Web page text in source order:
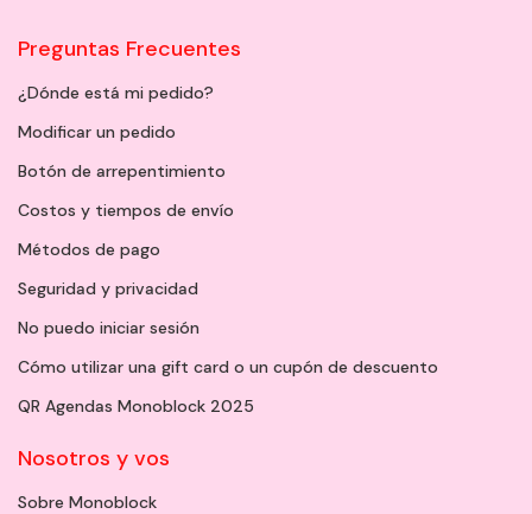
Preguntas Frecuentes
¿Dónde está mi pedido?
Modificar un pedido
Botón de arrepentimiento
Costos y tiempos de envío
Métodos de pago
Seguridad y privacidad
No puedo iniciar sesión
Cómo utilizar una gift card o un cupón de descuento
QR Agendas Monoblock 2025
Nosotros y vos
Sobre Monoblock